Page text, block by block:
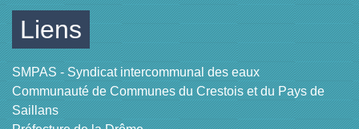
Liens
SMPAS - Syndicat intercommunal des eaux
Communauté de Communes du Crestois et du Pays de
Saillans